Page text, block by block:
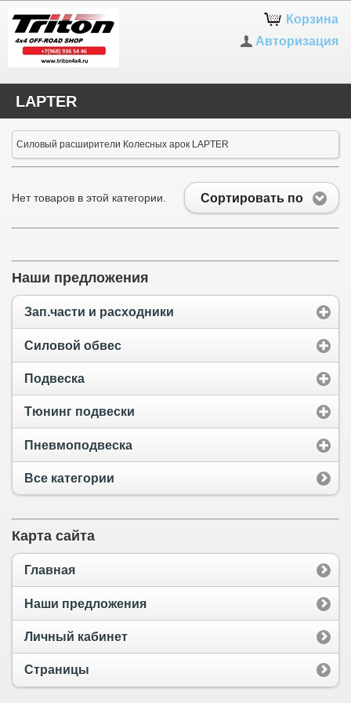
Корзина
Авторизация
LAPTER
Силовый расширители Колесных арок LAPTER
Сортировать по
Нет товаров в этой категории.
Наши предложения
Зап.части и расходники
Силовой обвес
Подвеска
Тюнинг подвески
Пневмоподвеска
Все категории
Карта сайта
Главная
Наши предложения
Личный кабинет
Страницы